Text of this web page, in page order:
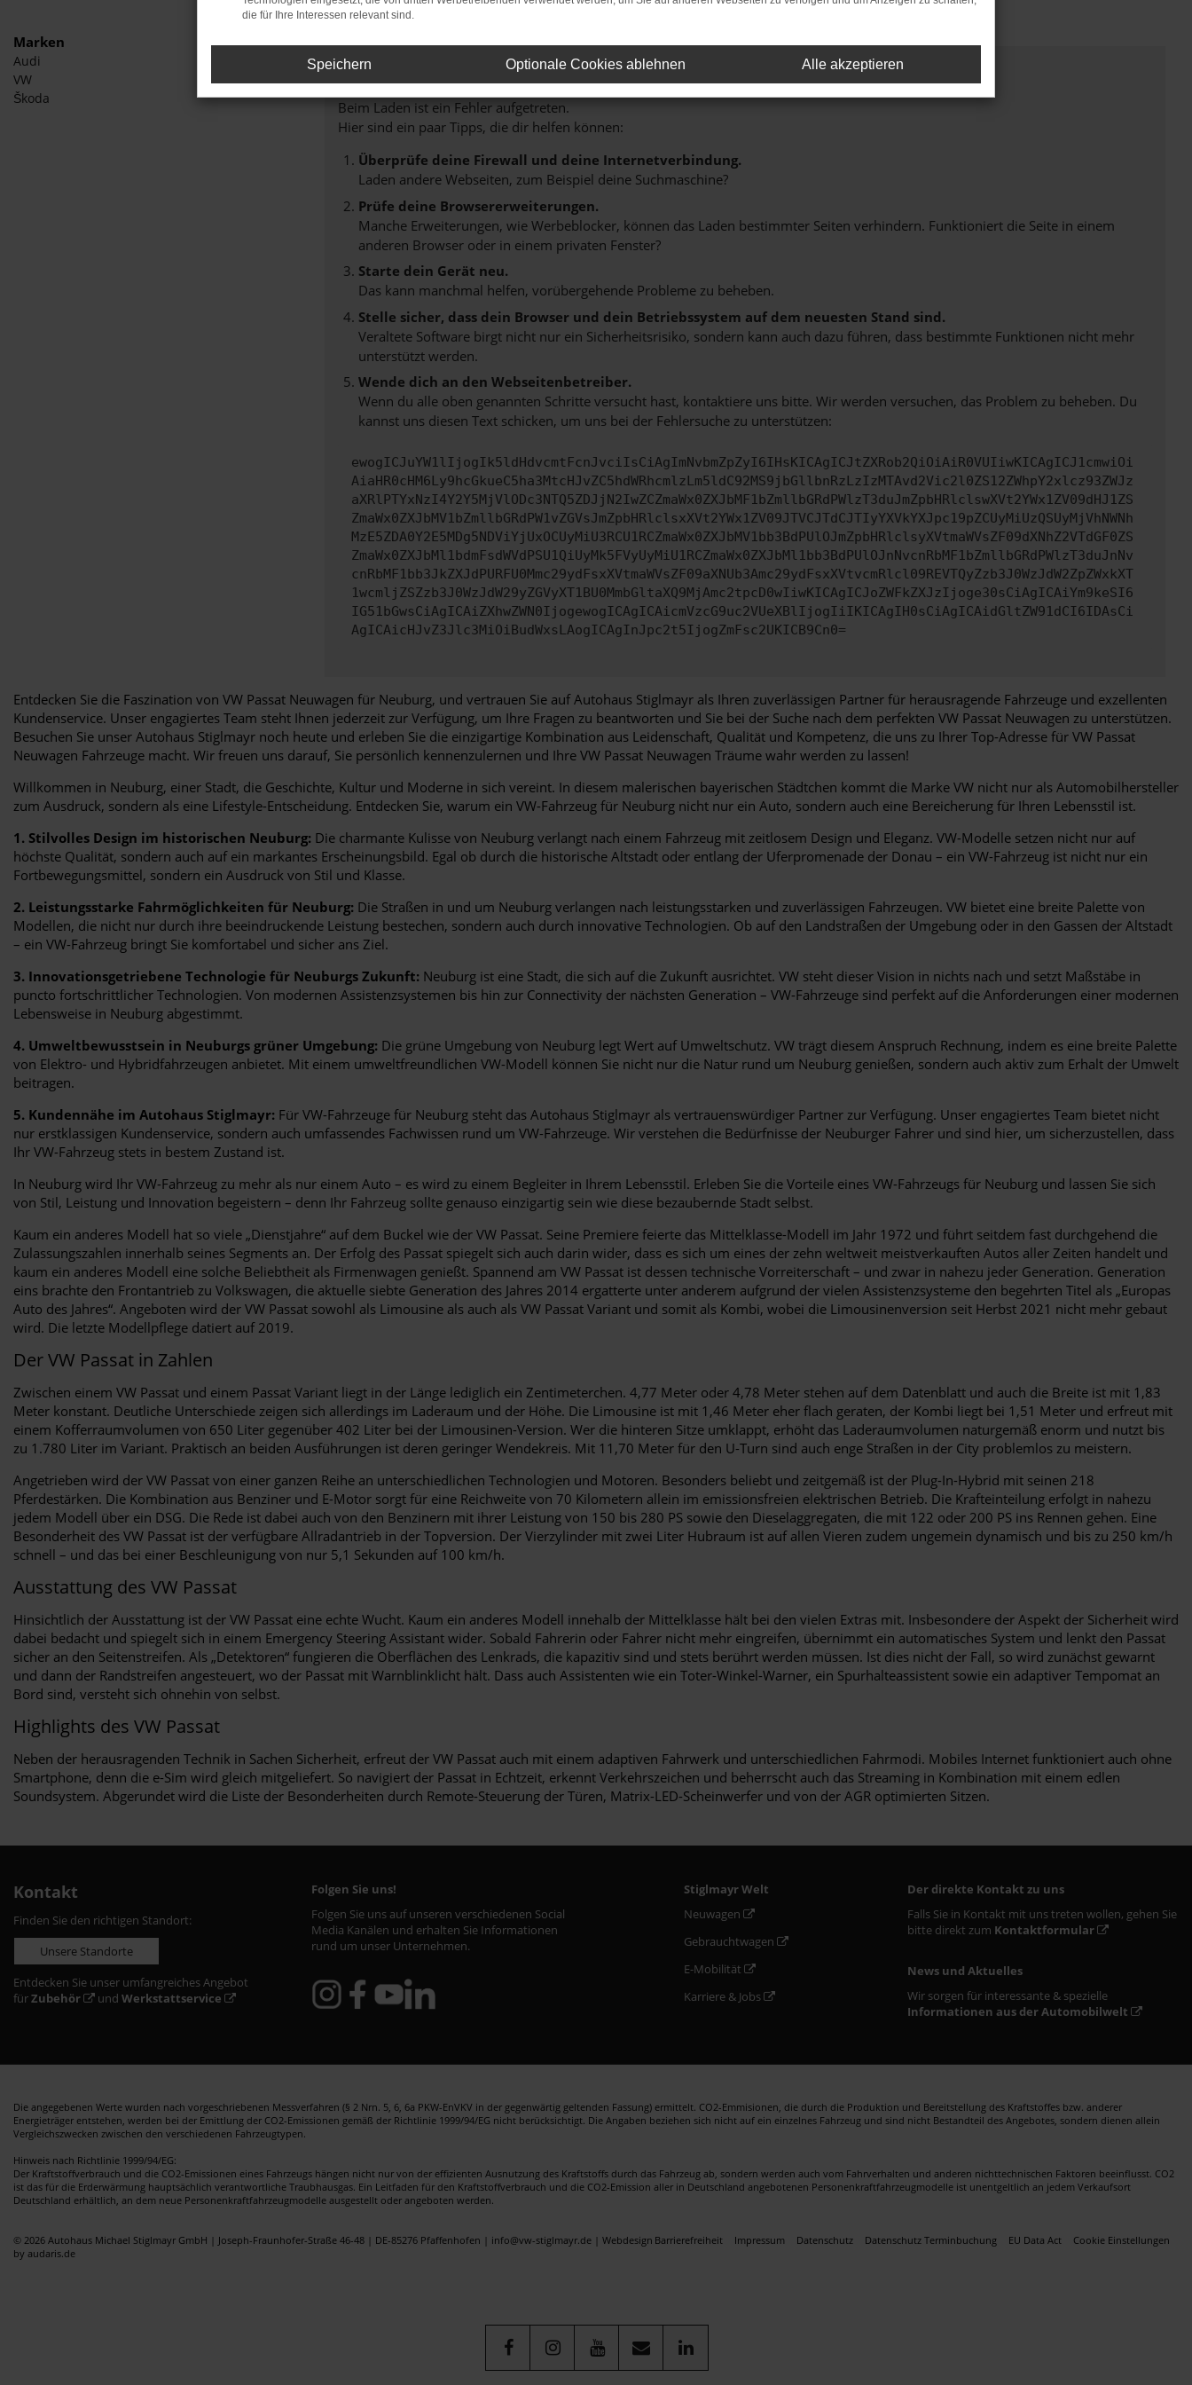
Marken
Audi
VW
Škoda
Fehler: Network Error
Beim Laden ist ein Fehler aufgetreten.
Hier sind ein paar Tipps, die dir helfen können:
Überprüfe deine Firewall und deine Internetverbindung.
Laden andere Webseiten, zum Beispiel deine Suchmaschine?
Prüfe deine Browsererweiterungen.
Manche Erweiterungen, wie Werbeblocker, können das Laden bestimmter Seiten verhindern. Funktioniert die Seite in einem
anderen Browser oder in einem privaten Fenster?
Starte dein Gerät neu.
Das kann manchmal helfen, vorübergehende Probleme zu beheben.
Stelle sicher, dass dein Browser und dein Betriebssystem auf dem neuesten Stand sind.
Veraltete Software birgt nicht nur ein Sicherheitsrisiko, sondern kann auch dazu führen, dass bestimmte Funktionen nicht mehr
unterstützt werden.
Wende dich an den Webseitenbetreiber.
Wenn du alle oben genannten Schritte versucht hast, kontaktiere uns bitte. Wir werden versuchen, das Problem zu beheben. Du
kannst uns diesen Text schicken, um uns bei der Fehlersuche zu unterstützen:
ewogICJuYW1lIjogIk5ldHdvcmtFcnJvciIsCiAgImNvbmZpZyI6IHsKICAgICJtZXRob2QiOiAiR0VUIiwKICAgICJ1cmwiOi
AiaHR0cHM6Ly9hcGkueC5ha3MtcHJvZC5hdWRhcmlzLm5ldC92MS9jbGllbnRzLzIzMTAvd2Vic2l0ZS12ZWhpY2xlcz93ZWJz
aXRlPTYxNzI4Y2Y5MjVlODc3NTQ5ZDJjN2IwZCZmaWx0ZXJbMF1bZmllbGRdPWlzT3duJmZpbHRlclswXVt2YWx1ZV09dHJ1ZS
ZmaWx0ZXJbMV1bZmllbGRdPW1vZGVsJmZpbHRlclsxXVt2YWx1ZV09JTVCJTdCJTIyYXVkYXJpc19pZCUyMiUzQSUyMjVhNWNh
MzE5ZDA0Y2E5MDg5NDViYjUxOCUyMiU3RCU1RCZmaWx0ZXJbMV1bb3BdPUlOJmZpbHRlclsyXVtmaWVsZF09dXNhZ2VTdGF0ZS
ZmaWx0ZXJbMl1bdmFsdWVdPSU1QiUyMk5FVyUyMiU1RCZmaWx0ZXJbMl1bb3BdPUlOJnNvcnRbMF1bZmllbGRdPWlzT3duJnNv
cnRbMF1bb3JkZXJdPURFU0Mmc29ydFsxXVtmaWVsZF09aXNUb3Amc29ydFsxXVtvcmRlcl09REVTQyZzb3J0WzJdW2ZpZWxkXT
1wcmljZSZzb3J0WzJdW29yZGVyXT1BU0MmbGltaXQ9MjAmc2tpcD0wIiwKICAgICJoZWFkZXJzIjoge30sCiAgICAiYm9keSI6
IG51bGwsCiAgICAiZXhwZWN0IjogewogICAgICAicmVzcG9uc2VUeXBlIjogIiIKICAgIH0sCiAgICAidGltZW91dCI6IDAsCi
AgICAicHJvZ3Jlc3MiOiBudWxsLAogICAgInJpc2t5IjogZmFsc2UKICB9Cn0=
Entdecken Sie die Faszination von VW Passat Neuwagen für Neuburg, und vertrauen Sie auf Autohaus Stiglmayr als Ihren zuverlässigen Partner für herausragende Fahrzeuge und exzellenten
Kundenservice. Unser engagiertes Team steht Ihnen jederzeit zur Verfügung, um Ihre Fragen zu beantworten und Sie bei der Suche nach dem perfekten VW Passat Neuwagen zu unterstützen.
Besuchen Sie unser Autohaus Stiglmayr noch heute und erleben Sie die einzigartige Kombination aus Leidenschaft, Qualität und Kompetenz, die uns zu Ihrer Top-Adresse für VW Passat
Neuwagen Fahrzeuge macht. Wir freuen uns darauf, Sie persönlich kennenzulernen und Ihre VW Passat Neuwagen Träume wahr werden zu lassen!
Willkommen in Neuburg, einer Stadt, die Geschichte, Kultur und Moderne in sich vereint. In diesem malerischen bayerischen Städtchen kommt die Marke VW nicht nur als Automobilhersteller
zum Ausdruck, sondern als eine Lifestyle-Entscheidung. Entdecken Sie, warum ein VW-Fahrzeug für Neuburg nicht nur ein Auto, sondern auch eine Bereicherung für Ihren Lebensstil ist.
1. Stilvolles Design im historischen Neuburg: Die charmante Kulisse von Neuburg verlangt nach einem Fahrzeug mit zeitlosem Design und Eleganz. VW-Modelle setzen nicht nur auf
höchste Qualität, sondern auch auf ein markantes Erscheinungsbild. Egal ob durch die historische Altstadt oder entlang der Uferpromenade der Donau – ein VW-Fahrzeug ist nicht nur ein
Fortbewegungsmittel, sondern ein Ausdruck von Stil und Klasse.
2. Leistungsstarke Fahrmöglichkeiten für Neuburg: Die Straßen in und um Neuburg verlangen nach leistungsstarken und zuverlässigen Fahrzeugen. VW bietet eine breite Palette von
Modellen, die nicht nur durch ihre beeindruckende Leistung bestechen, sondern auch durch innovative Technologien. Ob auf den Landstraßen der Umgebung oder in den Gassen der Altstadt
– ein VW-Fahrzeug bringt Sie komfortabel und sicher ans Ziel.
3. Innovationsgetriebene Technologie für Neuburgs Zukunft: Neuburg ist eine Stadt, die sich auf die Zukunft ausrichtet. VW steht dieser Vision in nichts nach und setzt Maßstäbe in
puncto fortschrittlicher Technologien. Von modernen Assistenzsystemen bis hin zur Connectivity der nächsten Generation – VW-Fahrzeuge sind perfekt auf die Anforderungen einer modernen
Lebensweise in Neuburg abgestimmt.
4. Umweltbewusstsein in Neuburgs grüner Umgebung: Die grüne Umgebung von Neuburg legt Wert auf Umweltschutz. VW trägt diesem Anspruch Rechnung, indem es eine breite Palette
von Elektro- und Hybridfahrzeugen anbietet. Mit einem umweltfreundlichen VW-Modell können Sie nicht nur die Natur rund um Neuburg genießen, sondern auch aktiv zum Erhalt der Umwelt
beitragen.
5. Kundennähe im Autohaus Stiglmayr: Für VW-Fahrzeuge für Neuburg steht das Autohaus Stiglmayr als vertrauenswürdiger Partner zur Verfügung. Unser engagiertes Team bietet nicht
nur erstklassigen Kundenservice, sondern auch umfassendes Fachwissen rund um VW-Fahrzeuge. Wir verstehen die Bedürfnisse der Neuburger Fahrer und sind hier, um sicherzustellen, dass
Ihr VW-Fahrzeug stets in bestem Zustand ist.
In Neuburg wird Ihr VW-Fahrzeug zu mehr als nur einem Auto – es wird zu einem Begleiter in Ihrem Lebensstil. Erleben Sie die Vorteile eines VW-Fahrzeugs für Neuburg und lassen Sie sich
von Stil, Leistung und Innovation begeistern – denn Ihr Fahrzeug sollte genauso einzigartig sein wie diese bezaubernde Stadt selbst.
Kaum ein anderes Modell hat so viele „Dienstjahre“ auf dem Buckel wie der VW Passat. Seine Premiere feierte das Mittelklasse-Modell im Jahr 1972 und führt seitdem fast durchgehend die
Zulassungszahlen innerhalb seines Segments an. Der Erfolg des Passat spiegelt sich auch darin wider, dass es sich um eines der zehn weltweit meistverkauften Autos aller Zeiten handelt und
kaum ein anderes Modell eine solche Beliebtheit als Firmenwagen genießt. Spannend am VW Passat ist dessen technische Vorreiterschaft – und zwar in nahezu jeder Generation. Generation
eins brachte den Frontantrieb zu Volkswagen, die aktuelle siebte Generation des Jahres 2014 ergatterte unter anderem aufgrund der vielen Assistenzsysteme den begehrten Titel als „Europas
Auto des Jahres“. Angeboten wird der VW Passat sowohl als Limousine als auch als VW Passat Variant und somit als Kombi, wobei die Limousinenversion seit Herbst 2021 nicht mehr gebaut
wird. Die letzte Modellpflege datiert auf 2019.
Der VW Passat in Zahlen
Zwischen einem VW Passat und einem Passat Variant liegt in der Länge lediglich ein Zentimeterchen. 4,77 Meter oder 4,78 Meter stehen auf dem Datenblatt und auch die Breite ist mit 1,83
Meter konstant. Deutliche Unterschiede zeigen sich allerdings im Laderaum und der Höhe. Die Limousine ist mit 1,46 Meter eher flach geraten, der Kombi liegt bei 1,51 Meter und erfreut mit
einem Kofferraumvolumen von 650 Liter gegenüber 402 Liter bei der Limousinen-Version. Wer die hinteren Sitze umklappt, erhöht das Laderaumvolumen naturgemäß enorm und nutzt bis
zu 1.780 Liter im Variant. Praktisch an beiden Ausführungen ist deren geringer Wendekreis. Mit 11,70 Meter für den U-Turn sind auch enge Straßen in der City problemlos zu meistern.
Angetrieben wird der VW Passat von einer ganzen Reihe an unterschiedlichen Technologien und Motoren. Besonders beliebt und zeitgemäß ist der Plug-In-Hybrid mit seinen 218
Pferdestärken. Die Kombination aus Benziner und E-Motor sorgt für eine Reichweite von 70 Kilometern allein im emissionsfreien elektrischen Betrieb. Die Krafteinteilung erfolgt in nahezu
jedem Modell über ein DSG. Die Rede ist dabei auch von den Benzinern mit ihrer Leistung von 150 bis 280 PS sowie den Dieselaggregaten, die mit 122 oder 200 PS ins Rennen gehen. Eine
Besonderheit des VW Passat ist der verfügbare Allradantrieb in der Topversion. Der Vierzylinder mit zwei Liter Hubraum ist auf allen Vieren zudem ungemein dynamisch und bis zu 250 km/h
schnell – und das bei einer Beschleunigung von nur 5,1 Sekunden auf 100 km/h.
Ausstattung des VW Passat
Hinsichtlich der Ausstattung ist der VW Passat eine echte Wucht. Kaum ein anderes Modell innehalb der Mittelklasse hält bei den vielen Extras mit. Insbesondere der Aspekt der Sicherheit wird
dabei bedacht und spiegelt sich in einem Emergency Steering Assistant wider. Sobald Fahrerin oder Fahrer nicht mehr eingreifen, übernimmt ein automatisches System und lenkt den Passat
sicher an den Seitenstreifen. Als „Detektoren“ fungieren die Oberflächen des Lenkrads, die kapazitiv sind und stets berührt werden müssen. Ist dies nicht der Fall, so wird zunächst gewarnt
und dann der Randstreifen angesteuert, wo der Passat mit Warnblinklicht hält. Dass auch Assistenten wie ein Toter-Winkel-Warner, ein Spurhalteassistent sowie ein adaptiver Tempomat an
Bord sind, versteht sich ohnehin von selbst.
Highlights des VW Passat
Neben der herausragenden Technik in Sachen Sicherheit, erfreut der VW Passat auch mit einem adaptiven Fahrwerk und unterschiedlichen Fahrmodi. Mobiles Internet funktioniert auch ohne
Smartphone, denn die e-Sim wird gleich mitgeliefert. So navigiert der Passat in Echtzeit, erkennt Verkehrszeichen und beherrscht auch das Streaming in Kombination mit einem edlen
Soundsystem. Abgerundet wird die Liste der Besonderheiten durch Remote-Steuerung der Türen, Matrix-LED-Scheinwerfer und von der AGR optimierten Sitzen.
Kontakt
Finden Sie den richtigen Standort:
Unsere Standorte
Entdecken Sie unser umfangreiches Angebot
fürZubehör und Werkstattservice
Folgen Sie uns!
Folgen Sie uns auf unseren verschiedenen Social
Media Kanälen und erhalten Sie Informationen
rund um unser Unternehmen.
Stiglmayr Welt
Neuwagen
Gebrauchtwagen
E-Mobilität
Karriere & Jobs
Der direkte Kontakt zu uns
Falls Sie in Kontakt mit uns treten wollen, gehen Sie
bitte direkt zum Kontaktformular
News und Aktuelles
Wir sorgen für interessante & spezielle
Informationen aus der Automobilwelt
Die angegebenen Werte wurden nach vorgeschriebenen Messverfahren (§ 2 Nrn. 5, 6, 6a PKW-EnVKV in der gegenwärtig geltenden Fassung) ermittelt. CO2-Emmisionen, die durch die Produktion und Bereitstellung des Kraftstoffes bzw. anderer
Energieträger entstehen, werden bei der Emittlung der CO2-Emissionen gemäß der Richtlinie 1999/94/EG nicht berücksichtigt. Die Angaben beziehen sich nicht auf ein einzelnes Fahrzeug und sind nicht Bestandteil des Angebotes, sondern dienen allein
Vergleichszwecken zwischen den verschiedenen Fahrzeugtypen.
Hinweis nach Richtlinie 1999/94/EG:
Der Kraftstoffverbrauch und die CO2-Emissionen eines Fahrzeugs hängen nicht nur von der effizienten Ausnutzung des Kraftstoffs durch das Fahrzeug ab, sondern werden auch vom Fahrverhalten und anderen nichttechnischen Faktoren beeinflusst. CO2
ist das für die Erderwärmung hauptsächlich verantwortliche Traubhausgas. Ein Leitfaden für den Kraftstoffverbrauch und die CO2-Emission aller in Deutschland angebotenen Personenkraftfahrzeugmodelle ist unentgeltlich an jedem Verkaufsort
Deutschland erhältlich, an dem neue Personenkraftfahrzeugmodelle ausgestellt oder angeboten werden.
Barrierefreiheit Impressum Datenschutz Datenschutz Terminbuchung EU Data Act Cookie Einstellungen
© 2026 Autohaus Michael Stiglmayr GmbH | Joseph-Fraunhofer-Straße 46-48 | DE-85276 Pfaffenhofen | info@vw-stiglmayr.de | Webdesign
by audaris.de
die für Ihre Interessen relevant sind.
Speichern Optionale Cookies ablehnen Alle akzeptieren